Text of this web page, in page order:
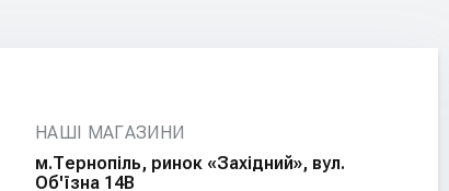
НАШІ МАГАЗИНИ
м.Тернопіль, ринок «Західний», вул.
Об'їзна 14В